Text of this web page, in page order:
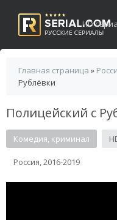
HD
Главная страница »
Рублёвки
Полицейский с
Комедия, криминал
Россия, 2016-2019